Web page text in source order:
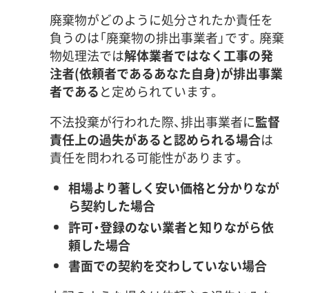
廃棄物がどのように処分されたか責任を
負うのは「廃棄物の排出事業者」です。廃棄
物処理法では解体業者ではなく工事の発
注者(依頼者であるあなた自身)が排出事業
者であると定められています。
不法投棄が行われた際、排出事業者に監督
責任上の過失があると認められる場合は
責任を問われる可能性があります。
相場より著しく安い価格と分かりなが
ら契約した場合
許可・登録のない業者と知りながら依
頼した場合
書面での契約を交わしていない場合